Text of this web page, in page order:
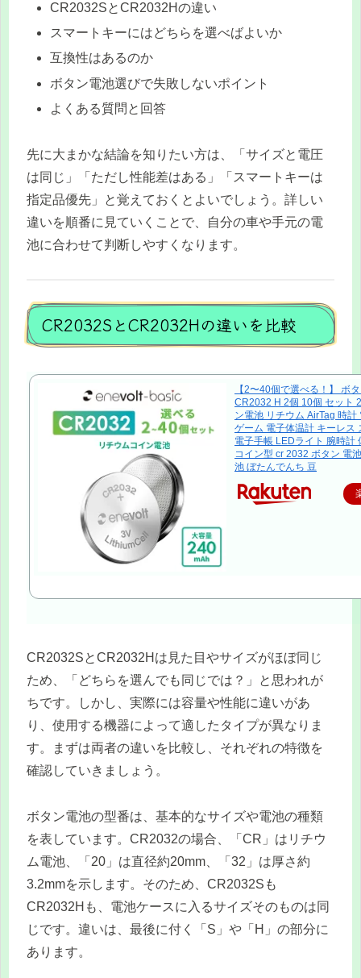
CR2032SとCR2032Hの違い
スマートキーにはどちらを選べばよいか
互換性はあるのか
ボタン電池選びで失敗しないポイント
よくある質問と回答
先に大まかな結論を知りたい方は、「サイズと電圧
は同じ」「ただし性能差はある」「スマートキーは
指定品優先」と覚えておくとよいでしょう。詳しい
違いを順番に見ていくことで、自分の車や手元の電
池に合わせて判断しやすくなります。
CR2032SとCR2032Hの違いを比較
【2〜40個で選べる！】 ボ
CR2032 H 2個 10個 セット
ン電池 リチウム AirTag 時計
ゲーム 電子体温計 キーレス
電子手帳 LEDライト 腕時計
コイン型 cr 2032 ボタン 電
池 ぼたんでんち 豆
CR2032SとCR2032Hは見た目やサイズがほぼ同じ
ため、「どちらを選んでも同じでは？」と思われが
ちです。しかし、実際には容量や性能に違いがあ
り、使用する機器によって適したタイプが異なりま
す。まずは両者の違いを比較し、それぞれの特徴を
確認していきましょう。
ボタン電池の型番は、基本的なサイズや電池の種類
を表しています。CR2032の場合、「CR」はリチウ
ム電池、「20」は直径約20mm、「32」は厚さ約
3.2mmを示します。そのため、CR2032Sも
CR2032Hも、電池ケースに入るサイズそのものは同
じです。違いは、最後に付く「S」や「H」の部分に
あります。